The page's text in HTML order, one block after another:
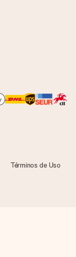
Términos de Uso